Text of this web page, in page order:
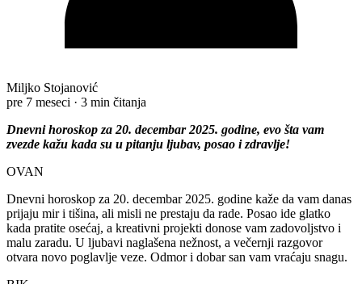
Miljko Stojanović
pre 7 meseci · 3 min čitanja
Dnevni horoskop za 20. decembar 2025. godine, evo šta vam
zvezde kažu kada su u pitanju ljubav, posao i zdravlje!
OVAN
Dnevni horoskop za 20. decembar 2025. godine kaže da vam danas
prijaju mir i tišina, ali misli ne prestaju da rade. Posao ide glatko
kada pratite osećaj, a kreativni projekti donose vam zadovoljstvo i
malu zaradu. U ljubavi naglašena nežnost, a večernji razgovor
otvara novo poglavlje veze. Odmor i dobar san vam vraćaju snagu.